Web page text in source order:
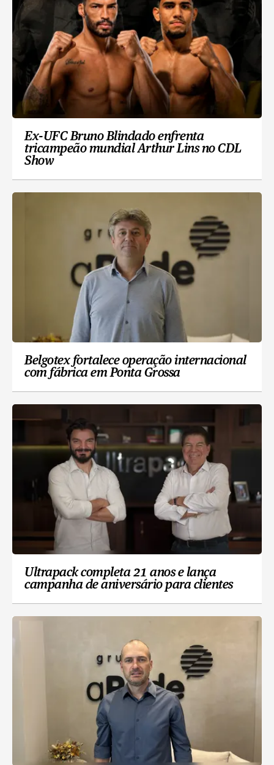
Ex-UFC Bruno Blindado enfrenta
tricampeão mundial Arthur Lins no CDL
Show
Belgotex fortalece operação internacional
com fábrica em Ponta Grossa
Ultrapack completa 21 anos e lança
campanha de aniversário para clientes